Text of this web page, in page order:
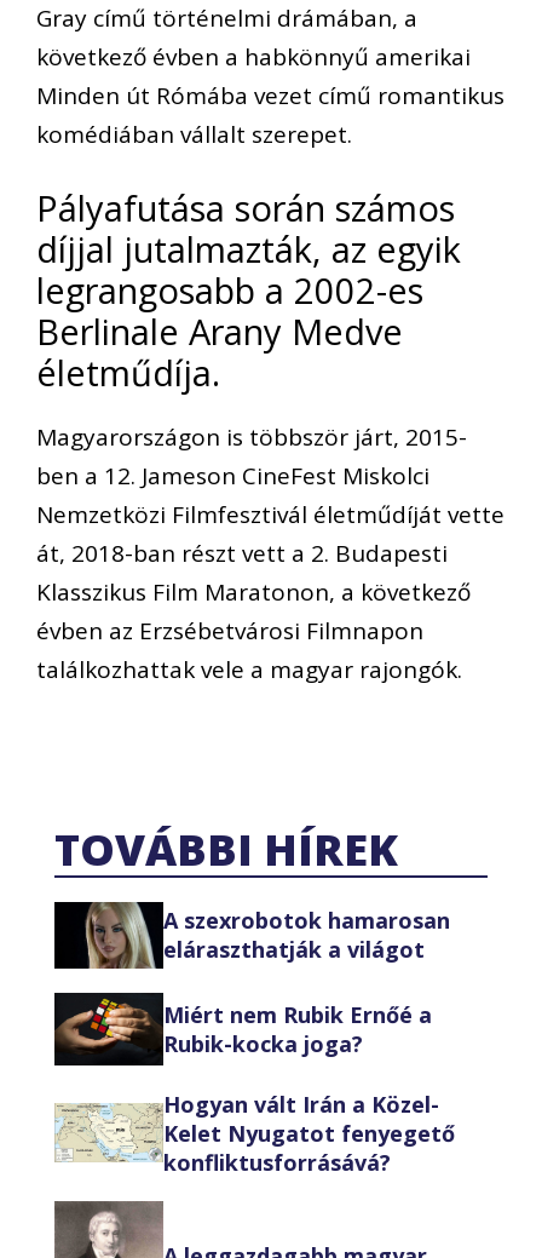
Gray című történelmi drámában, a
következő évben a habkönnyű amerikai
Minden út Rómába vezet című romantikus
komédiában vállalt szerepet.
Pályafutása során számos
díjjal jutalmazták, az egyik
legrangosabb a 2002-es
Berlinale Arany Medve
életműdíja.
Magyarországon is többször járt, 2015-
ben a 12. Jameson CineFest Miskolci
Nemzetközi Filmfesztivál életműdíját vette
át, 2018-ban részt vett a 2. Budapesti
Klasszikus Film Maratonon, a következő
évben az Erzsébetvárosi Filmnapon
találkozhattak vele a magyar rajongók.
TOVÁBBI HÍREK
A szexrobotok hamarosan
eláraszthatják a világot
Miért nem Rubik Ernőé a
Rubik-kocka joga?
Hogyan vált Irán a Közel-
Kelet Nyugatot fenyegető
konfliktusforrásává?